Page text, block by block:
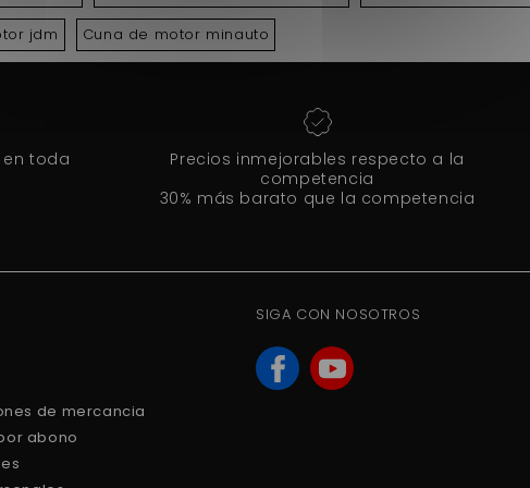
jdm Cuna de motor minauto
en toda
Precios inmejorables respecto a la
competencia
30% más barato que la competencia
de mercancia
abono
SIGA CON NOSOTROS